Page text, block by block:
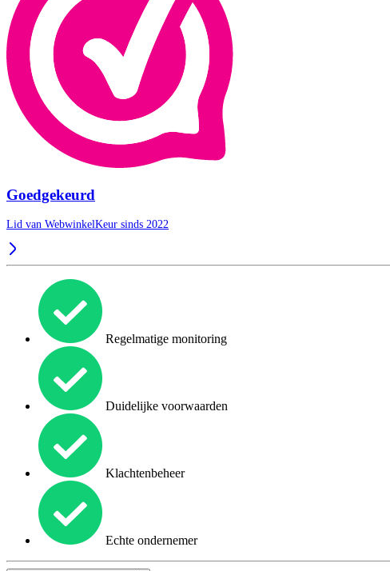
Goedgekeurd
Lid van WebwinkelKeur sinds 2022
Regelmatige monitoring
Duidelijke voorwaarden
Klachtenbeheer
Echte ondernemer